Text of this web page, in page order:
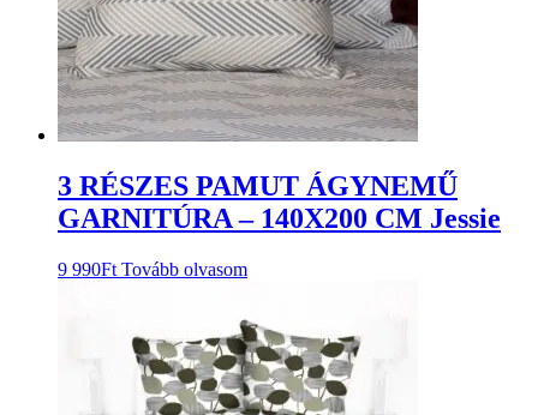
3 RÉSZES PAMUT ÁGYNEMŰ
GARNITÚRA – 140X200 CM Jessie
9 990Ft Tovább olvasom